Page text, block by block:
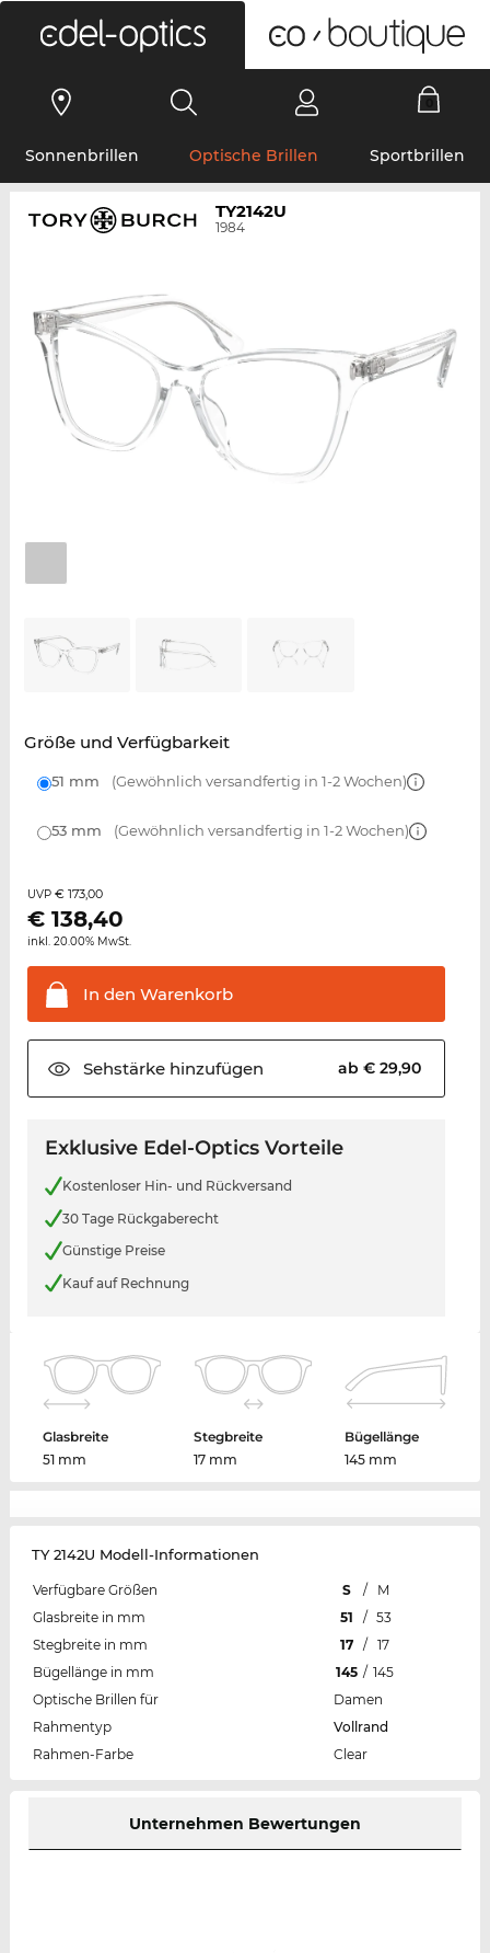
Sonnenbrillen Optische Brillen Sportbrillen
TY2142U
1984
Größe und Verfügbarkeit
51 mm (Gewöhnlich versandfertig in 1-2 Wochen)
53 mm (Gewöhnlich versandfertig in 1-2 Wochen)
UVP € 173,00
€ 138,40
inkl. 20.00% MwSt.
In den Warenkorb
Sehstärkehinzufügen ab € 29,90
Exklusive Edel-Optics Vorteile
Kostenloser Hin- und Rückversand
30 Tage Rückgaberecht
Günstige Preise
Kauf auf Rechnung
Glasbreite
51 mm
Stegbreite
17 mm
Bügellänge
145 mm
TY 2142U Modell-Informationen
Verfügbare Größen S /
M
Glasbreite in mm
51 / 53
Stegbreite in mm
17 /
17
Bügellänge in mm
145 / 145
Optische Brillen für
Damen
Rahmentyp
Vollrand
Rahmen-Farbe
Clear
Unternehmen Bewertungen